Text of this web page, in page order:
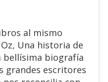
al mismo
Una historia de
bellísima biografía
grandes escritores